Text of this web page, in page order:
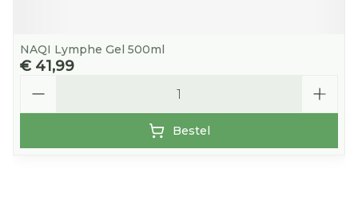
NAQI Lymphe Gel 500ml
€ 41,99
Bestel